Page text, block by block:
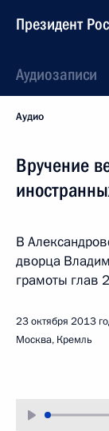
Президент
Аудиозаписи
Аудио
Вручение
В
дворца
грамоты глав
23 октября 2013
Москва, Кремль